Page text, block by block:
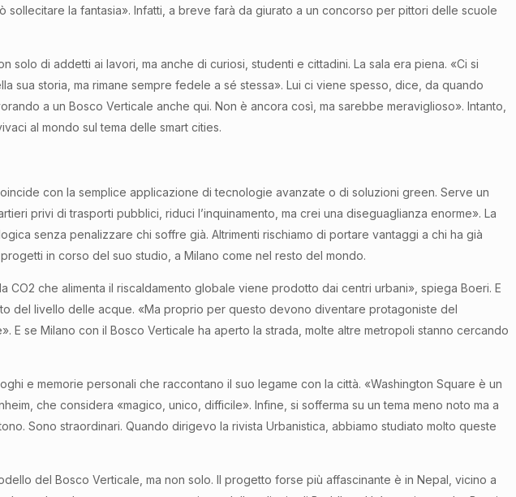
la fantasia». Infatti, a breve farà da giurato a un concorso per pittori delle scuole
di addetti ai lavori, ma anche di curiosi, studenti e cittadini. La sala era piena. «Ci si
sua storia, ma rimane sempre fedele a sé stessa». Lui ci viene spesso, dice, da quando
a un Bosco Verticale anche qui. Non è ancora così, ma sarebbe meraviglioso». Intanto,
al mondo sul tema delle smart cities.
con la semplice applicazione di tecnologie avanzate o di soluzioni green. Serve un
privi di trasporti pubblici, riduci l’inquinamento, ma crei una diseguaglianza enorme». La
senza penalizzare chi soffre già. Altrimenti rischiamo di portare vantaggi a chi ha già
in corso del suo studio, a Milano come nel resto del mondo.
che alimenta il riscaldamento globale viene prodotto dai centri urbani», spiega Boeri. E
del livello delle acque. «Ma proprio per questo devono diventare protagoniste del
se Milano con il Bosco Verticale ha aperto la strada, molte altre metropoli stanno cercando
e memorie personali che raccontano il suo legame con la città. «Washington Square è un
che considera «magico, unico, difficile». Infine, si sofferma su un tema meno noto ma a
Sono straordinari. Quando dirigevo la rivista Urbanistica, abbiamo studiato molto queste
del Bosco Verticale, ma non solo. Il progetto forse più affascinante è in Nepal, vicino a